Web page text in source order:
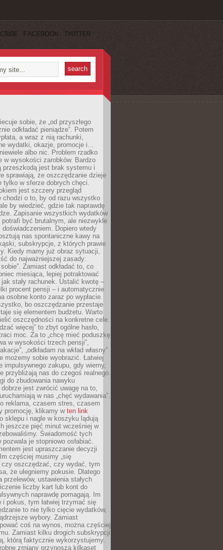
FACEBOOK TWITTER
sobie, że „od przyszłego
odkładać pieniądze”. Potem
a wraz z nią rachunki,
wydatki, okazje, promocje i…
albo nic. Problem rzadko
w wysokości zarobków. Bardzo
przeszkodą jest brak systemu i
sprawiają, że oszczędzanie dzieje
tylko w sferze dobrych chęci.
jest szczery przegląd
chodzi o to, by od razu wszystko
by wiedzieć, gdzie tak naprawdę
Zapisanie wszystkich wydatków
potrafi być brutalnym, ale niezwykle
doświadczeniem. Dopiero wtedy
nas spontaniczne kawy na
subskrypcje, z których prawie
Kiedy mamy już obraz sytuacji,
do najważniejszej zasady:
sobie”. Zamiast odkładać to, co
miesiąca, lepiej potraktować
stały rachunek. Ustalić kwotę –
procent pensji – i automatycznie
osobne konto zaraz po wypłacie.
bo oszczędzanie przestaje
się elementem budżetu. Warto
oszczędności na konkretne cele.
więcej” to zbyt ogólne hasło,
moc. Za to „chcę mieć poduszkę
w wysokości trzech pensji”,
„odkładam na wkład własny”
możemy sobie wyobrazić. Łatwiej
impulsywnego zakupu, gdy wiemy,
przybliżają nas do czegoś realnego.
do zbudowania nawyku
jest zwrócić uwagę na to,
w nas „chęć wydawania”.
reklama, czasem stres, czasem
promocję, klikamy wten link
sklepu i nagle w koszyku lądują
jeszcze pięć minut wcześniej w
Świadomość tych
pozwala je stopniowo osłabiać.
jest upraszczanie decyzji
częściej musimy „się
czy oszczędzać, czy wydać, tym
że ulegniemy pokusie. Dlatego
przelewów, ustawienia stałych
liczby kart lub kont do
naprawdę pomagają. Im
i pokus, tym łatwiej trzymać się
to nie tylko cięcie wydatków,
wybory. Zamiast
coś na wynos, można częściej
Zamiast kilku drogich subskrypcji
którą faktycznie wykorzystujemy.
zmiany przynoszą kilkaset